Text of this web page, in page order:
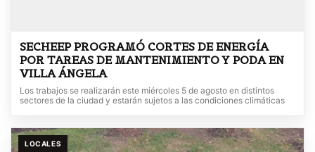
SECHEEP PROGRAMÓ CORTES DE ENERGÍA
POR TAREAS DE MANTENIMIENTO Y PODA EN
VILLA ÁNGELA
Los trabajos se realizarán este miércoles 5 de agosto en distintos
sectores de la ciudad y estarán sujetos a las condiciones climáticas
LOCALES